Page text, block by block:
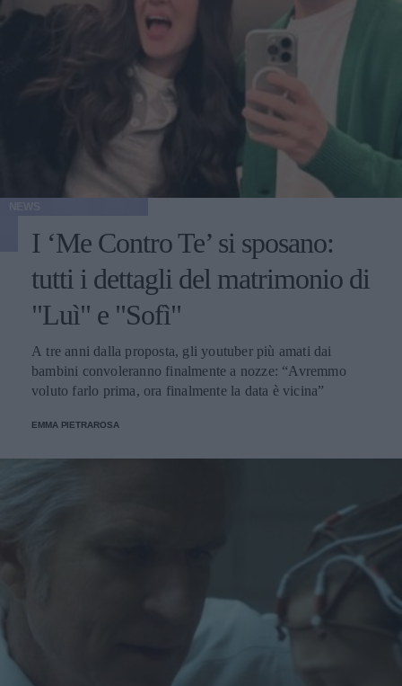
I ‘Me Contro Te’ si sposano:
tutti i dettagli del matrimonio di
"Luì" e "Sofì"
A tre anni dalla proposta, gli youtuber più amati dai
bambini convoleranno finalmente a nozze: “Avremmo
voluto farlo prima, ora finalmente la data è vicina”
EMMA PIETRAROSA